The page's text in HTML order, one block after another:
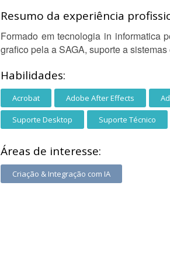
Resumo da experiência
Formado em tecnologia in informatica
grafico pela a SAGA, suporte a
Habilidades:
Acrobat Adobe After Effects
Suporte Desktop Suporte Técnico
Áreas de interesse:
Criação & Integração com IA